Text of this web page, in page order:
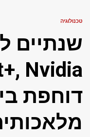
טכנולוגיה
שנתיים
דוחפת